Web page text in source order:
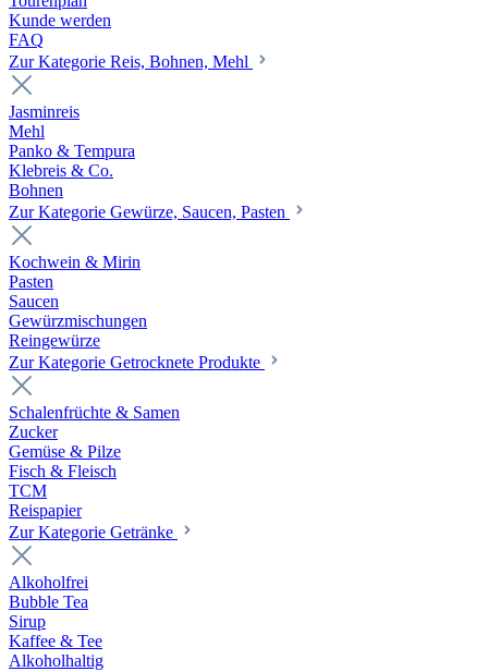
Kunde werden
FAQ
Zur Kategorie Reis, Bohnen, Mehl
Jasminreis
Mehl
Panko & Tempura
Klebreis & Co.
Bohnen
Zur Kategorie Gewürze, Saucen, Pasten
Kochwein & Mirin
Pasten
Saucen
Gewürzmischungen
Reingewürze
Zur Kategorie Getrocknete Produkte
Schalenfrüchte & Samen
Zucker
Gemüse & Pilze
Fisch & Fleisch
TCM
Reispapier
Zur Kategorie Getränke
Alkoholfrei
Bubble Tea
Sirup
Kaffee & Tee
Alkoholhaltig